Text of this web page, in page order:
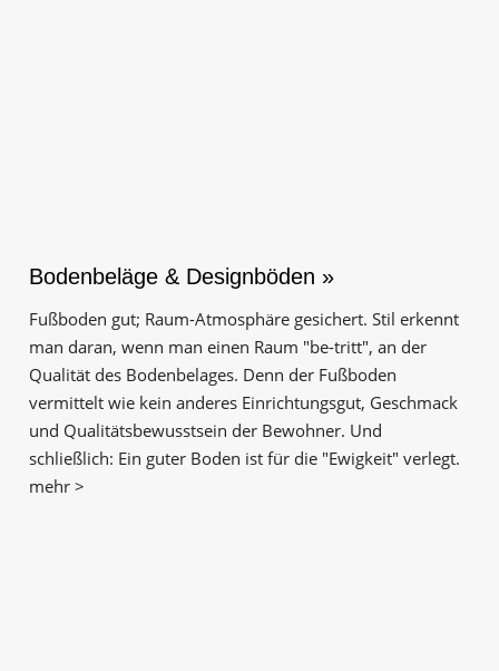
Bodenbeläge & Designböden »
Fußboden gut; Raum-Atmosphäre gesichert. Stil erkennt
man daran, wenn man einen Raum "be-tritt", an der
Qualität des Boden­belages. Denn der Fuß­boden
vermittelt wie kein anderes Einrichtungs­gut, Geschmack
und Qualitäts­bewusstsein der Bewohner. Und
schließlich: Ein guter Boden ist für die "Ewigkeit" verlegt.
mehr >